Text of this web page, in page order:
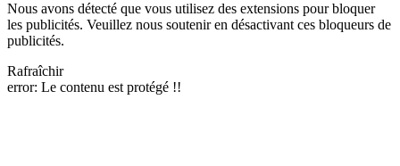
Nous avons détecté que vous utilisez des extensions pour bloquer
les publicités. Veuillez nous soutenir en désactivant ces bloqueurs de
publicités.
Rafraîchir
error: Le contenu est protégé !!